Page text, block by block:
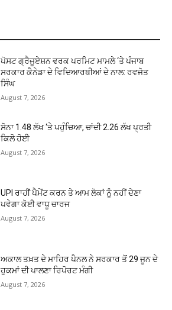
ਪੋਸਟ ਗ੍ਰੈਜੂਏਸ਼ਨ ਵਰਕ ਪਰਮਿਟ ਮਾਮਲੇ ‘ਤੇ ਪੰਜਾਬ
ਸਰਕਾਰ ਕੈਨੇਡਾ ਦੇ ਵਿਦਿਆਰਥੀਆਂ ਦੇ ਨਾਲ: ਰਵਜੋਤ
ਸਿੰਘ
August 7, 2026
ਸੋਨਾ ₹1.48 ਲੱਖ ‘ਤੇ ਪਹੁੰਚਿਆ, ਚਾਂਦੀ ₹2.26 ਲੱਖ ਪ੍ਰਤੀ
ਕਿਲੋ ਹੋਈ
August 7, 2026
UPI ਰਾਹੀਂ ਪੈਮੇਂਟ ਕਰਨ ਤੇ ਆਮ ਲੋਕਾਂ ਨੂੰ ਨਹੀਂ ਦੇਣਾ
ਪਵੇਗਾ ਕੋਈ ਵਾਧੂ ਚਾਰਜ
August 7, 2026
ਅਕਾਲ ਤਖ਼ਤ ਦੇ ਮਾਹਿਰ ਪੈਨਲ ਨੇ ਸਰਕਾਰ ਤੋਂ 29 ਜੂਨ ਦੇ
ਹੁਕਮਾਂ ਦੀ ਪਾਲਣਾ ਰਿਪੋਰਟ ਮੰਗੀ
August 7, 2026